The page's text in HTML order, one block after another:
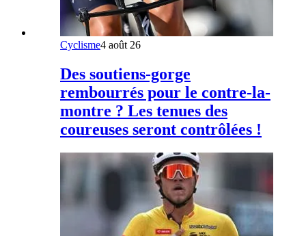
Cyclisme4 août 26
Des soutiens-gorge
rembourrés pour le contre-la-
montre ? Les tenues des
coureuses seront contrôlées !